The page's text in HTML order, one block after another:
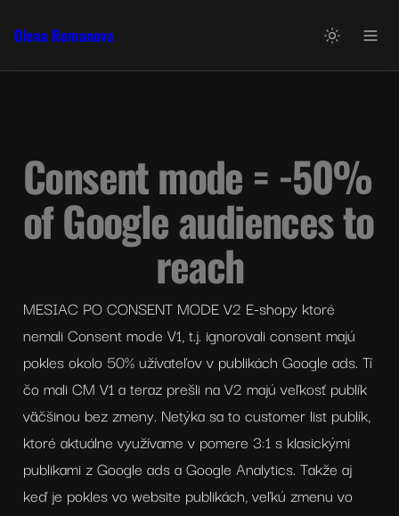
Olena Romanova
Consent mode = -50%
of Google audiences to
reach
MESIAC PO CONSENT MODE V2 E-shopy ktoré
nemali Consent mode V1, t.j. ignorovali consent majú
pokles okolo 50% užívateľov v publikách Google ads. Tí
čo mali CM V1 a teraz prešli na V2 majú veľkosť publík
väčšinou bez zmeny. Netýka sa to customer list publík,
ktoré aktuálne využívame v pomere 3:1 s klasickými
publikami z Google ads a Google Analytics. Takže aj
keď je pokles vo website publikách, veľkú zmenu vo